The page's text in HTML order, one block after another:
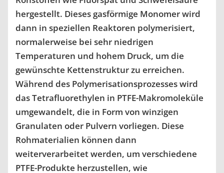
hergestellt. Dieses gasförmige Monomer wird
dann in speziellen Reaktoren polymerisiert,
normalerweise bei sehr niedrigen
Temperaturen und hohem Druck, um die
gewünschte Kettenstruktur zu erreichen.
Während des Polymerisationsprozesses wird
das Tetrafluorethylen in PTFE-Makromoleküle
umgewandelt, die in Form von winzigen
Granulaten oder Pulvern vorliegen. Diese
Rohmaterialien können dann
weiterverarbeitet werden, um verschiedene
PTFE-Produkte herzustellen, wie